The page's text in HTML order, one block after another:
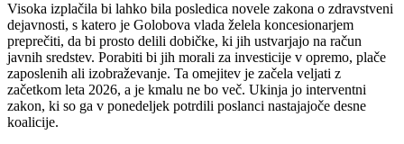
Visoka izplačila bi lahko bila posledica novele zakona o zdravstveni
dejavnosti, s katero je Golobova vlada želela koncesionarjem
preprečiti, da bi prosto delili dobičke, ki jih ustvarjajo na račun
javnih sredstev. Porabiti bi jih morali za investicije v opremo, plače
zaposlenih ali izobraževanje. Ta omejitev je začela veljati z
začetkom leta 2026, a je kmalu ne bo več. Ukinja jo interventni
zakon, ki so ga v ponedeljek potrdili poslanci nastajajoče desne
koalicije.